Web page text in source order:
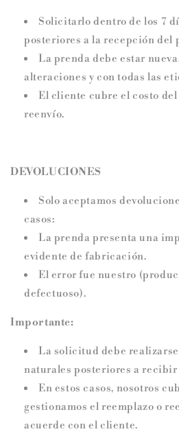
Solicitarlo dentro de los 7
posteriores a la recepción del
La prenda debe estar
alteraciones y con todas las
El cliente cubre el costo del
reenvío.
DEVOLUCIONES
Solo aceptamos
casos:
La prenda presenta una
evidente de fabricación.
El error fue nuestro
defectuoso).
Importante:
La solicitud debe
naturales posteriores a
En estos casos, nosotros
gestionamos el reemplazo o
acuerde con el cliente.